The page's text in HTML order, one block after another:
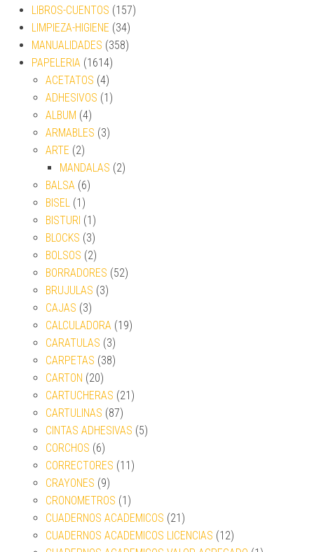
LIBROS-CUENTOS (157)
LIMPIEZA-HIGIENE (34)
MANUALIDADES (358)
PAPELERIA (1614)
ACETATOS (4)
ADHESIVOS (1)
ALBUM (4)
ARMABLES (3)
ARTE (2)
MANDALAS (2)
BALSA (6)
BISEL (1)
BISTURI (1)
BLOCKS (3)
BOLSOS (2)
BORRADORES (52)
BRUJULAS (3)
CAJAS (3)
CALCULADORA (19)
CARATULAS (3)
CARPETAS (38)
CARTON (20)
CARTUCHERAS (21)
CARTULINAS (87)
CINTAS ADHESIVAS (5)
CORCHOS (6)
CORRECTORES (11)
CRAYONES (9)
CRONOMETROS (1)
CUADERNOS ACADEMICOS (21)
CUADERNOS ACADEMICOS LICENCIAS (12)